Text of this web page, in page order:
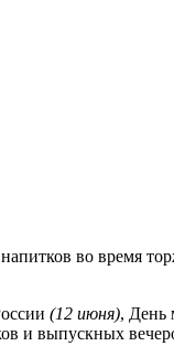
во время
(12 июня), День
и выпускных